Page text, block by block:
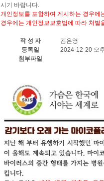
시기 바랍니다.
개인정보를 포함하여 게시하는 경우에
경우에는 개인정보보호법에 따라 처벌
작 성 자
김은영
등록일
2024-12-20 오
첨부파일